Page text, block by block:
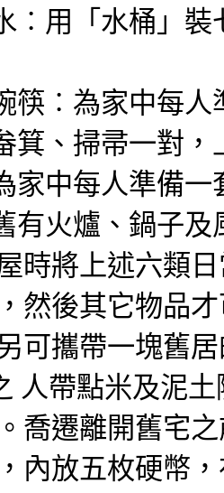
用「水桶」裝
︰為家中每人
、掃帚一對，
中每人準備一
火爐、鍋子及
將上述六類日
然後其它物品
可攜帶一塊舊
人帶點米及泥
喬遷離開舊宅
內放五枚硬幣